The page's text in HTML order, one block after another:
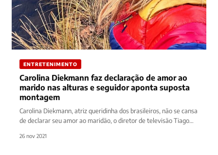
ENTRETENIMENTO
Carolina Diekmann faz declaração de amor ao
marido nas alturas e seguidor aponta suposta
montagem
Carolina Diekmann, atriz queridinha dos brasileiros, não se cansa
de declarar seu amor ao maridão, o diretor de televisão Tiago…
26 nov 2021